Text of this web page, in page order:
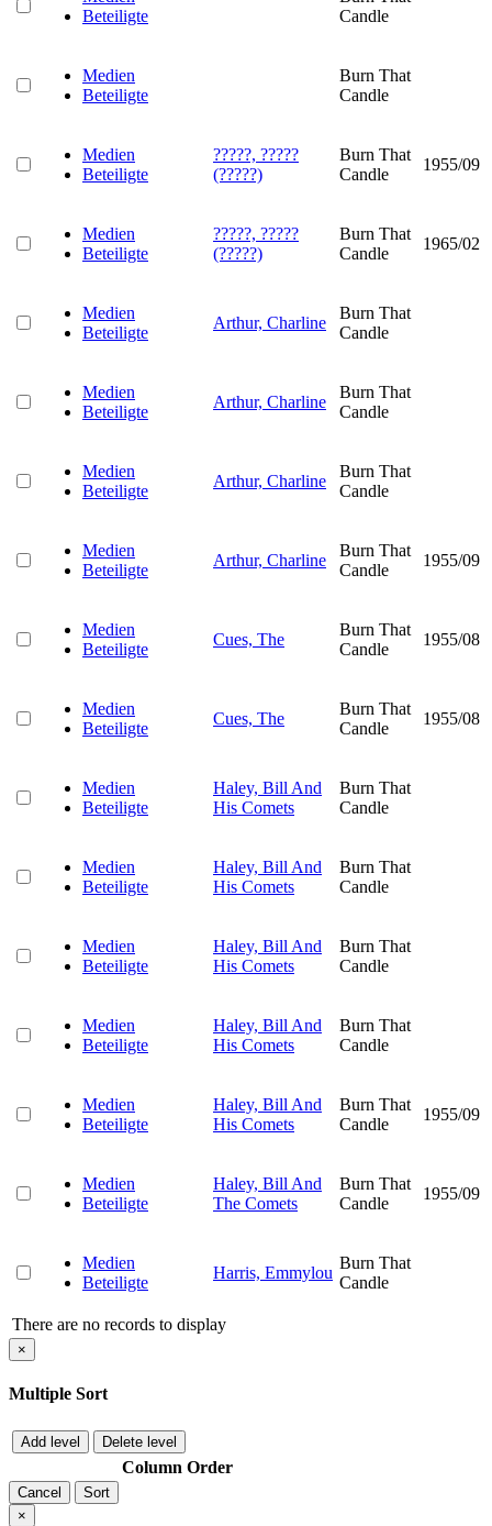
Beteiligte
Candle
Medien
Beteiligte
Burn That
Candle
Medien
Beteiligte
?????, ?????
(?????)
Burn That
Candle
1955/09
Medien
Beteiligte
?????, ?????
(?????)
Burn That
Candle
1965/02
Medien
Beteiligte
Arthur, Charline
Burn That
Candle
Medien
Beteiligte
Arthur, Charline
Burn That
Candle
Medien
Beteiligte
Arthur, Charline
Burn That
Candle
Medien
Beteiligte
Arthur, Charline
Burn That
Candle
1955/09
Medien
Beteiligte
Cues, The
Burn That
Candle
1955/08
Medien
Beteiligte
Cues, The
Burn That
Candle
1955/08
Medien
Beteiligte
Haley, Bill And
His Comets
Burn That
Candle
Medien
Beteiligte
Haley, Bill And
His Comets
Burn That
Candle
Medien
Beteiligte
Haley, Bill And
His Comets
Burn That
Candle
Medien
Beteiligte
Haley, Bill And
His Comets
Burn That
Candle
Medien
Beteiligte
Haley, Bill And
His Comets
Burn That
Candle
1955/09
Medien
Beteiligte
Haley, Bill And
The Comets
Burn That
Candle
1955/09
Medien
Beteiligte
Harris, Emmylou
Burn That
Candle
There are no records to display
×
Multiple Sort
Add level Delete level
Column Order
Cancel
Sort
×